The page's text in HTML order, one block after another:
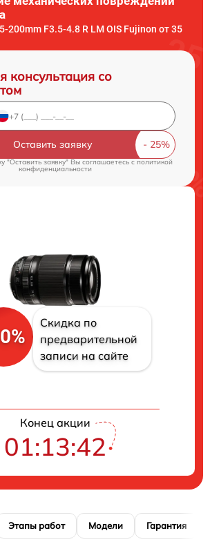
200mm F3.5-4.8 R LM OIS Fujinon от 35
консультация со
Оставить заявку
"Оставить заявку" Вы соглашаетесь c политикой
конфиденциальности
Скидка по
предварительной
записи на сайте
Конец акции
01:13:41
Этапы работ Модели Гарантия